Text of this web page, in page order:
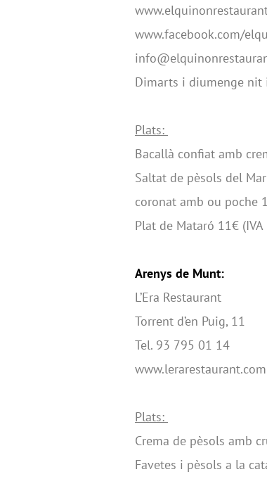
www.facebook.com/
Dimarts i diumenge nit
Plats:
Bacallà confiat amb
Saltat de pèsols del
coronat amb ou poche
Plat de Mataró 11€ (IVA
Arenys de Munt:
L’Era Restaurant
Torrent d’en Puig, 11
Tel. 93 795 01 14
www.lerarestaurant.com
Plats:
Crema de pèsols amb
Favetes i pèsols a la